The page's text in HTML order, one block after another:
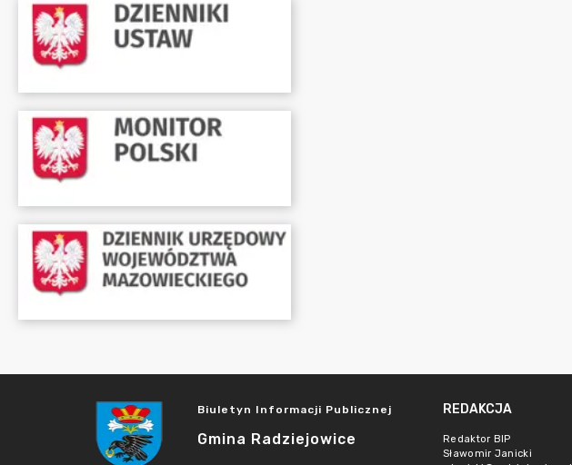
Biuletyn Informacji Publicznej
Gmina Radziejowice
REDAKCJA
Redaktor BIP
Sławomir Janicki